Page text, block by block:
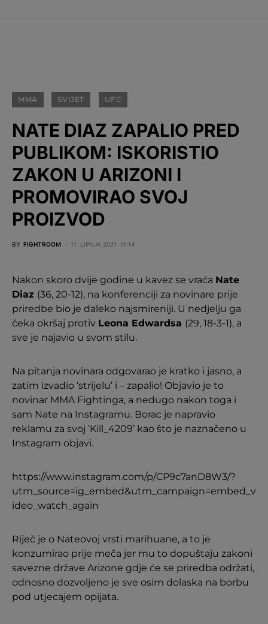
MMA SVIJET UFC
NATE DIAZ ZAPALIO PRED
PUBLIKOM: ISKORISTIO
ZAKON U ARIZONI I
PROMOVIRAO SVOJ
PROIZVOD
BY FIGHTROOM 11. LIPNJA 2021. 11:14
Nakon skoro dvije godine u kavez se vraća Nate
Diaz (36, 20-12), na konferenciji za novinare prije
priredbe bio je daleko najsmireniji. U nedjelju ga
čeka okršaj protiv Leona Edwardsa (29, 18-3-1), a
sve je najavio u svom stilu.
Na pitanja novinara odgovarao je kratko i jasno, a
zatim izvadio ‘strijelu’ i – zapalio! Objavio je to
novinar MMA Fightinga, a nedugo nakon toga i
sam Nate na Instagramu. Borac je napravio
reklamu za svoj ‘Kill_4209’ kao što je naznačeno u
Instagram objavi.
https://www.instagram.com/p/CP9c7anD8W3/?
utm_source=ig_embed&utm_campaign=embed_v
ideo_watch_again
Riječ je o Nateovoj vrsti marihuane, a to je
konzumirao prije meča jer mu to dopuštaju zakoni
savezne države Arizone gdje će se priredba održati,
odnosno dozvoljeno je sve osim dolaska na borbu
pod utjecajem opijata.